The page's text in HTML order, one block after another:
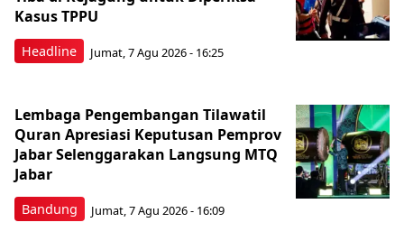
Headline
Kasus TPPU
Jumat, 7 Agu 2026 - 16:25
Bandung
Lembaga Pengembangan Tilawatil
Quran Apresiasi Keputusan Pemprov
Jabar Selenggarakan Langsung MTQ
Jabar
Jumat, 7 Agu 2026 - 16:09